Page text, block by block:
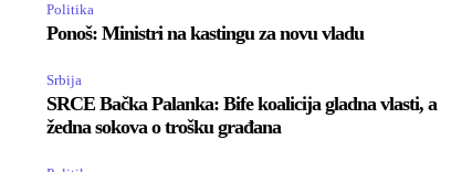
Politika
Ponoš: Ministri na kastingu za novu vladu
Srbija
SRCE Bačka Palanka: Bife koalicija gladna vlasti, a
žedna sokova o trošku građana